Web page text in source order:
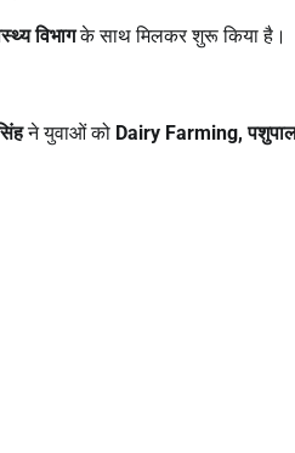
विभागके साथ मिलकर शुरू किया है।
ने युवाओं को Dairy Farming,